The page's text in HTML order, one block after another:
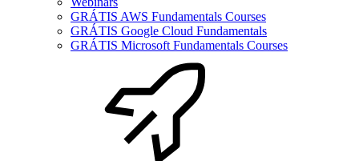
GRÁTIS AWS Fundamentals Courses
GRÁTIS Google Cloud Fundamentals
GRÁTIS Microsoft Fundamentals Courses